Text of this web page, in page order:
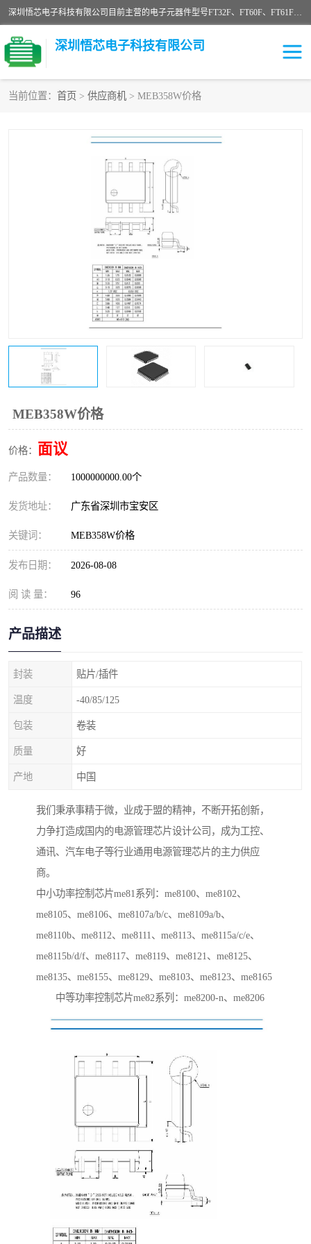
深圳悟芯电子科技有限公司目前主营的电子元器件型号FT32F、FT60F、FT61F、FT62F、FT64F、FT61FC、MCU EEPROM MOS LDO 稳压管 触摸IC DC-DC AC-DC 协议IC等，广泛应用于LED射灯、LED日光灯、等诸多领域。
深圳悟芯电子科技有限公司
当前位置： 首页 > 供应商机 > MEB358W价格
MEB358W价格
价格： 面议
产品数量： 1000000000.00个
发货地址： 广东省深圳市宝安区
关键词： MEB358W价格
发布日期： 2026-08-08
阅 读 量： 96
产品描述
封装 贴片/插件
温度 -40/85/125
包装 卷装
质量 好
产地 中国
我们秉承事精于微，业成于盟的精神，不断开拓创新，
力争打造成国内的电源管理芯片设计公司，成为工控、
通讯、汽车电子等行业通用电源管理芯片的主力供应
商。
中小功率控制芯片me81系列：me8100、me8102、
me8105、me8106、me8107a/b/c、me8109a/b、
me8110b、me8112、me8111、me8113、me8115a/c/e、
me8115b/d/f、me8117、me8119、me8121、me8125、
me8135、me8155、me8129、me8103、me8123、me8165
中等功率控制芯片me82系列：me8200-n、me8206
FT64F
FT60F011
FT61F022
FT61F021